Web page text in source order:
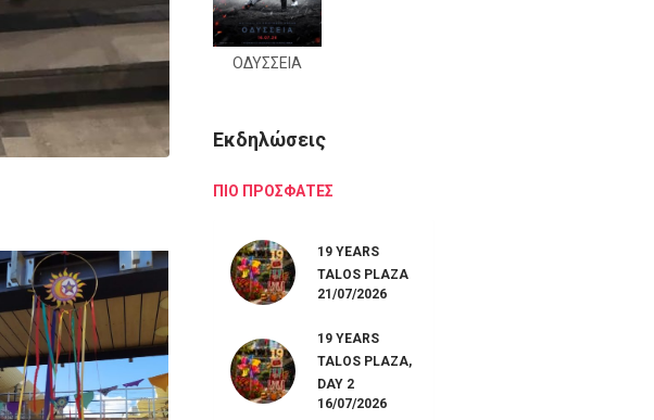
ΟΔΥΣΣΕΙΑ
Εκδηλώσεις
ΠΙΟ ΠΡΟΣΦΑΤΕΣ
19 YEARS
TALOS PLAZA
21/07/2026
19 YEARS
TALOS PLAZA,
DAY 2
16/07/2026